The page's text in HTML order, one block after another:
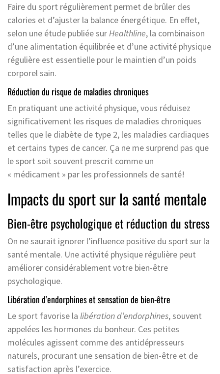
Faire du sport régulièrement permet de brûler des
calories et d’ajuster la balance énergétique. En effet,
selon une étude publiée surHealthline, la combinaison
d’une alimentation équilibrée et d’une activité physique
régulière est essentielle pour le maintien d’un poids
corporel sain.
Réduction du risque de maladies chroniques
En pratiquant une activité physique, vous réduisez
significativement les risques de maladies chroniques
telles que le diabète de type 2, les maladies cardiaques
et certains types de cancer. Ça ne me surprend pas que
le sport soit souvent prescrit comme un
« médicament » par les professionnels de santé!
Impacts du sport sur la santé mentale
Bien-être psychologique et réduction du stress
On ne saurait ignorer l’influence positive du sport sur la
santé mentale. Une activité physique régulière peut
améliorer considérablement votre bien-être
psychologique.
Libération d’endorphines et sensation de bien-être
Le sport favorise la libération d’endorphines, souvent
appelées les hormones du bonheur. Ces petites
molécules agissent comme des antidépresseurs
naturels, procurant une sensation de bien-être et de
satisfaction après l’exercice.